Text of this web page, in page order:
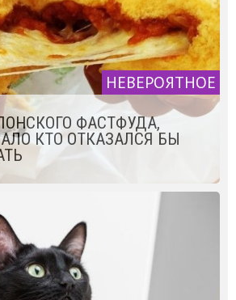
НЕВЕРОЯТНОЕ
ФАСТФУДА,
КТО ОТКАЗАЛСЯ БЫ